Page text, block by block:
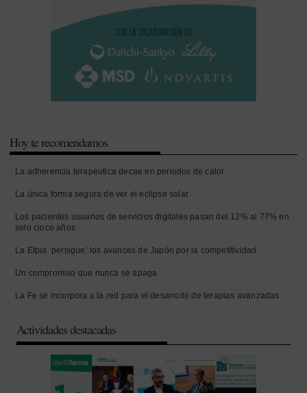
Hoy te recomendamos
La adherencia terapéutica decae en periodos de calor
La única forma segura de ver el eclipse solar
Los pacientes usuarios de servicios digitales pasan del 12% al 77% en
solo cinco años
La Efpia ‘persigue’ los avances de Japón por la competitividad
Un compromiso que nunca se apaga
La Fe se incorpora a la red para el desarrollo de terapias avanzadas
Actividades destacadas